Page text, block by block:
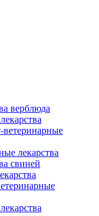
верблюда
лекарства
свиней